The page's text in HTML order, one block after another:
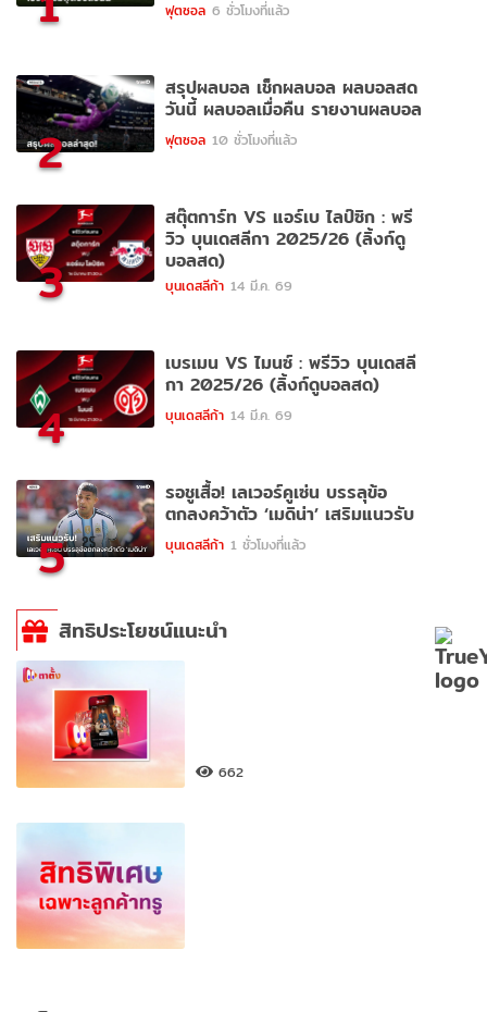
ฟุตซอล 6 ชั่วโมงที่แล้ว
2
สรุปผลบอล เช็กผลบอล ผลบอลสด
วันนี้ ผลบอลเมื่อคืน รายงานผลบอล
ฟุตซอล 10 ชั่วโมงที่แล้ว
3
สตุ๊ตการ์ท VS แอร์เบ ไลป์ซิก : พรี
วิว บุนเดสลีกา 2025/26 (ลิ้งก์ดู
บอลสด)
บุนเดสลีก้า 14 มี.ค. 69
4
เบรเมน VS ไมนซ์ : พรีวิว บุนเดสลี
กา 2025/26 (ลิ้งก์ดูบอลสด)
บุนเดสลีก้า 14 มี.ค. 69
5
รอชูเสื้อ! เลเวอร์คูเซ่น บรรลุข้อ
ตกลงคว้าตัว ‘เมดิน่า’ เสริมแนวรับ
บุนเดสลีก้า 1 ชั่วโมงที่แล้ว
สิทธิประโยชน์แนะนำ
662